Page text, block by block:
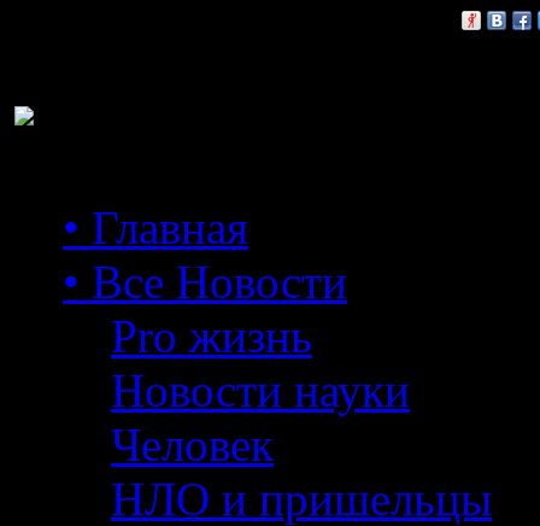
• Главная
• Все Новости
Pro жизнь
Новости науки
Человек
НЛО и пришельцы